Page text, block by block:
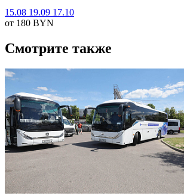
15.08 19.09 17.10
от 180 BYN
Смотрите также